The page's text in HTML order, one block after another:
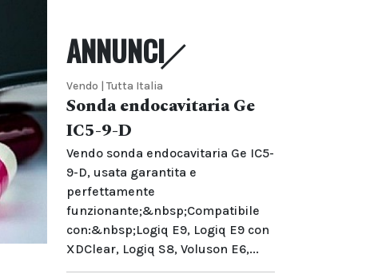
ANNUNCI
Vendo | Tutta Italia
Sonda endocavitaria Ge
IC5-9-D
Vendo sonda endocavitaria Ge IC5-
9-D, usata garantita e
perfettamente
funzionante;&nbsp;Compatibile
con:&nbsp;Logiq E9, Logiq E9 con
XDClear, Logiq S8, Voluson E6,...